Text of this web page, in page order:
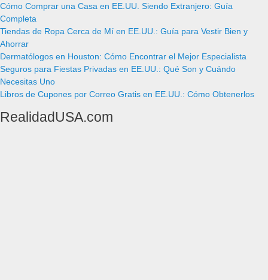
Cómo Comprar una Casa en EE.UU. Siendo Extranjero: Guía
Completa
Tiendas de Ropa Cerca de Mí en EE.UU.: Guía para Vestir Bien y
Ahorrar
Dermatólogos en Houston: Cómo Encontrar el Mejor Especialista
Seguros para Fiestas Privadas en EE.UU.: Qué Son y Cuándo
Necesitas Uno
Libros de Cupones por Correo Gratis en EE.UU.: Cómo Obtenerlos
RealidadUSA.com